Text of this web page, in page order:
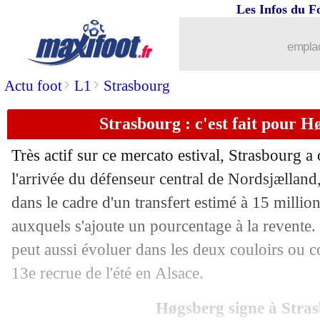
Actu foot> L1 > Strasbourg
Les Infos du
Strasbourg : c'est fait pour
Très actif sur ce mercato estival, Strasbourg
l'arrivée du défenseur central de
dans le cadre d'un transfert estimé à 15
auxquels s'ajoute un pourcentage à la
peut aussi évoluer dans les deux couloirs ou
13e recrue de l'été en Alsace.
Høgsberg signe à
Amical : Lille accroché malgré
09/08 Bayern: Coman, Al-Nassr va offrir
: c'est fait pour Camara
09/08 Amical: Strasbourg accroché par
09/08 Milan: Thiaw à Newcastle pour 40
VIDEO : le superbe enchaînement
09/08 Liverpool: Isak bloqué par
: l'OM a fixé le prix de De Lange